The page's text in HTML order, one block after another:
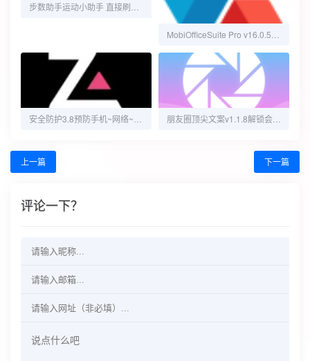
步数助手运动小助手 直接刷9999步数
MobiOfficeSuite Pro v16.0.58429-Word，表格解锁高级版
安全防护3.8预防手机~网络~软件等~高级版 朋友圈顶尖文案v1.1.8解锁会员各类朋友圈文案素材工具
上一篇 下一篇
评论一下？